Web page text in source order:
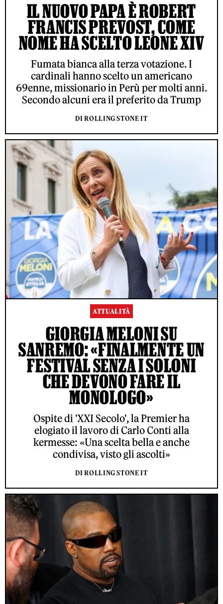
IL NUOVO PAPA È ROBERT
FRANCIS PREVOST, COME
NOME HA SCELTO LEONE XIV
Fumata bianca alla terza votazione. I
cardinali hanno scelto un americano
69enne, missionario in Perù per molti anni.
Secondo alcuni era il preferito da Trump
DI ROLLING STONE IT
ATTUALITÀ
GIORGIA MELONI SU
SANREMO: «FINALMENTE UN
FESTIVAL SENZA I SOLONI
CHE DEVONO FARE IL
MONOLOGO»
Ospite di 'XXI Secolo', la Premier ha
elogiato il lavoro di Carlo Conti alla
kermesse: «Una scelta bella e anche
condivisa, visto gli ascolti»
DI ROLLING STONE IT